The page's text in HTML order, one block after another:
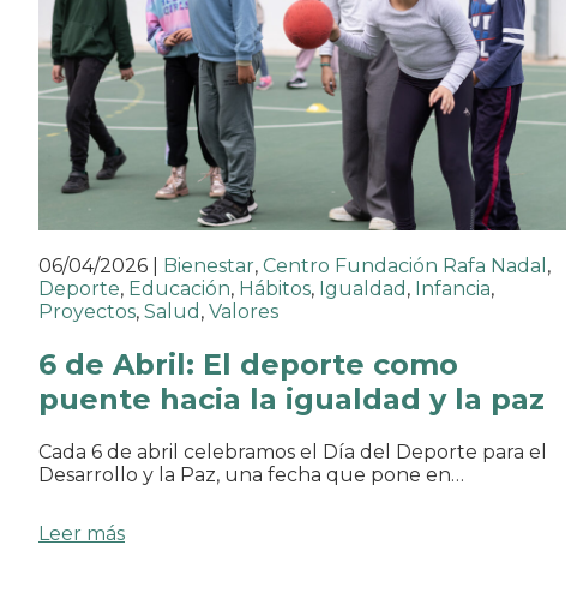
06/04/2026 Bienestar, Centro Fundación Rafa Nadal ,
Deporte, Educación, Hábitos, Igualdad , Infancia,
Proyectos, Salud , Valores
6 de Abril: El deporte como
puente hacia la igualdad y la paz
Cada 6 de abril celebramos el Día del Deporte para el
Desarrollo y la Paz, una fecha que pone en…
Leer más